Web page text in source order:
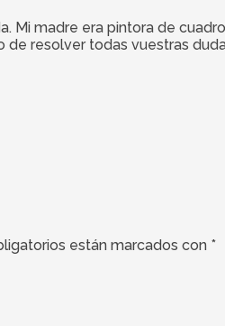
Mi madre era pintora de
resolver todas vuestras
están marcados con *